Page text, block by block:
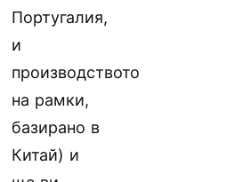
Португалия,
и
производството
на рамки,
базирано в
Китай) и